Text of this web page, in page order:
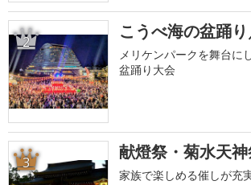
2 こうべ海の盆踊
メリケンパークを舞台に
盆踊り大会
3 献燈祭・菊水天
家族で楽しめる催しが充